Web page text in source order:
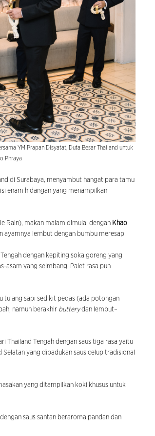
YM Prapan Disyatat, Duta Besar Thailand untuk
Phraya
di Surabaya, menyambut hangat para tamu
enam hidangan yang menampilkan
Rain), makan malam dimulai dengan Khao
ayamnya lembut dengan bumbu meresap.
dengan kepiting soka goreng yang
asam yang seimbang. Palet rasa pun
tulang sapi sedikit pedas (ada potongan
namun berakhir butterydan lembut–
Thailand Tengah dengan saus tiga rasa yaitu
Selatan yang dipadukan saus celup tradisional
yang ditampilkan koki khusus untuk
saus santan beraroma pandan dan